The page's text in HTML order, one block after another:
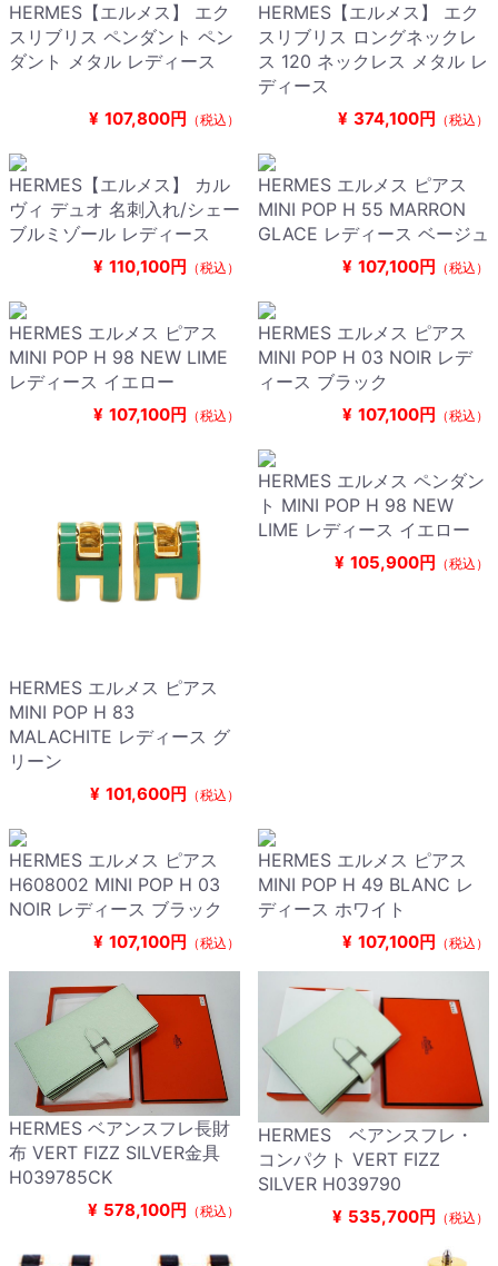
HERMES【エルメス】 エク
スリブリス ペンダント ペン
ダント メタル レディース
¥ 107,800円 （税込）
HERMES【エルメス】 エク
スリブリス ロングネックレ
ス 120 ネックレス メタル レ
ディース
¥ 374,100円 （税込）
HERMES【エルメス】 カル
ヴィ デュオ 名刺入れ/シェー
ブルミゾール レディース
¥ 110,100円 （税込）
HERMES エルメス ピアス
MINI POP H 55 MARRON
GLACE レディース ベージュ
¥ 107,100円 （税込）
HERMES エルメス ピアス
MINI POP H 98 NEW LIME
レディース イエロー
¥ 107,100円 （税込）
HERMES エルメス ピアス
MINI POP H 03 NOIR レデ
ィース ブラック
¥ 107,100円 （税込）
HERMES エルメス ピアス
MINI POP H 83
MALACHITE レディース グ
リーン
¥ 101,600円 （税込）
HERMES エルメス ペンダン
ト MINI POP H 98 NEW
LIME レディース イエロー
¥ 105,900円 （税込）
HERMES エルメス ピアス
H608002 MINI POP H 03
NOIR レディース ブラック
¥ 107,100円 （税込）
HERMES エルメス ピアス
MINI POP H 49 BLANC レ
ディース ホワイト
¥ 107,100円 （税込）
HERMES ベアンスフレ長財
布 VERT FIZZ SILVER金具
H039785CK
¥ 578,100円 （税込）
HERMES ベアンスフレ・
コンパクト VERT FIZZ
SILVER H039790
¥ 535,700円 （税込）